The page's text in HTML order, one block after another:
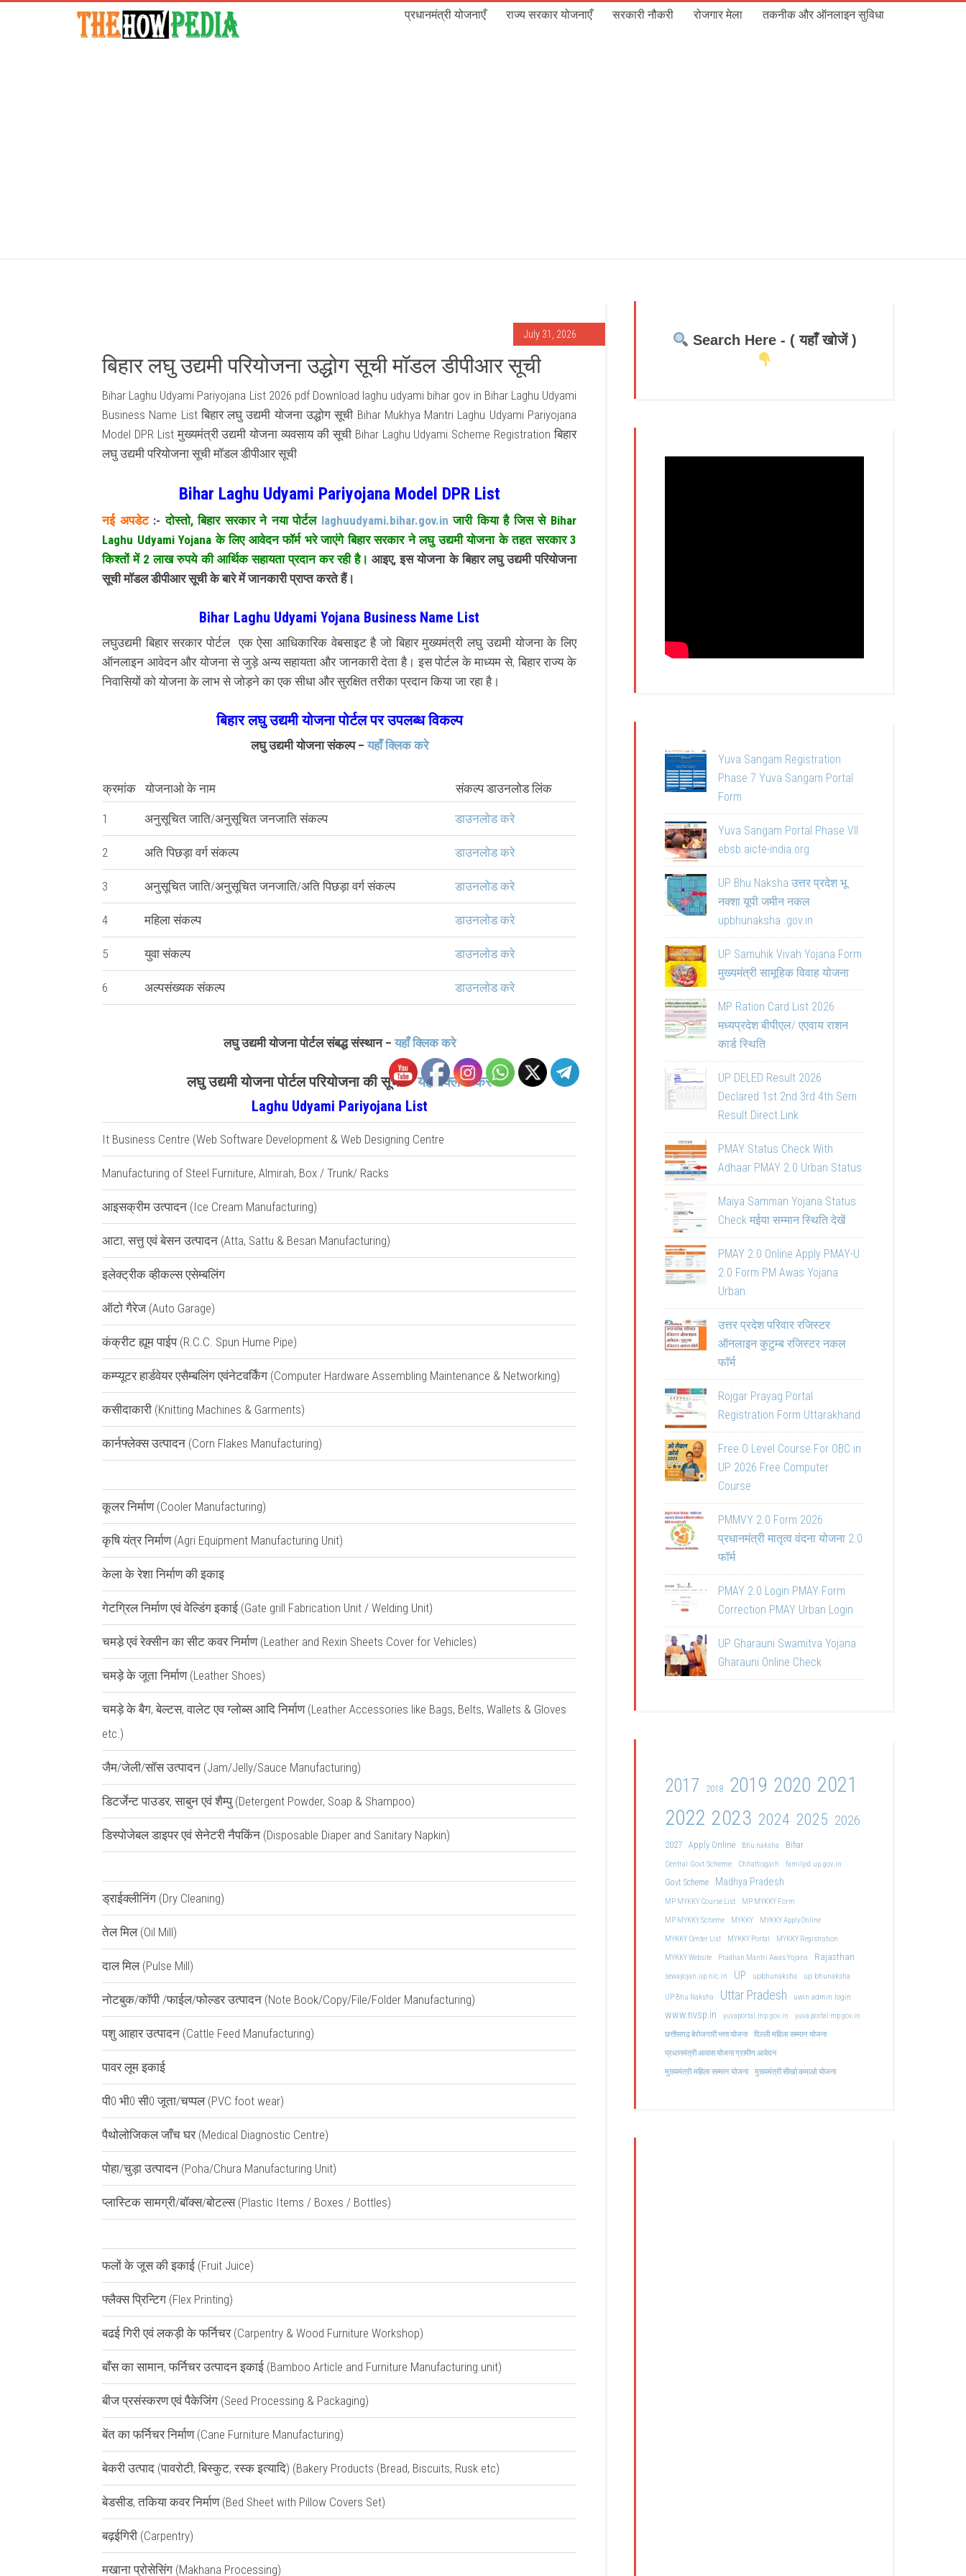
प्रधानमंत्री योजनाएँ राज्य सरकार योजनाएँ सरकारी नौकरी रोजगार मेला तकनीक और ऑनलाइन सुविधा
July 31, 2026
बिहार लघु उद्यमी परियोजना उद्धोग सूची मॉडल डीपीआर सूची
Bihar Laghu Udyami Pariyojana List 2026 pdf Download laghu udyami bihar gov in Bihar Laghu Udyami
Business Name List बिहार लघु उद्यमी योजना उद्धोग सूची Bihar Mukhya Mantri Laghu Udyami Pariyojana
Model DPR List मुख्यमंत्री उद्यमी योजना व्यवसाय की सूची Bihar Laghu Udyami Scheme Registration बिहार
लघु उद्यमी परियोजना सूची मॉडल डीपीआर सूची
Bihar Laghu Udyami Pariyojana Model DPR List
नई अपडेट:-दोस्तो, बिहार सरकार ने नया पोर्टल laghuudyami.bihar.gov.in जारी किया है जिस से Bihar
Laghu Udyami Yojana के लिए आवेदन फॉर्म भरे जाएंगे बिहार सरकार ने लघु उद्यमी योजना के तहत सरकार 3
किश्तों में 2 लाख रुपये की आर्थिक सहायता प्रदान कर रही है।आइए, इस योजना के बिहार लघु उद्यमी परियोजना
सूची मॉडल डीपीआर सूची के बारे में जानकारी प्राप्त करते हैं।
Bihar Laghu Udyami Yojana Business Name List
लघुउद्यमी बिहार सरकार पोर्टल एक ऐसा आधिकारिक वेबसाइट है जो बिहार मुख्यमंत्री लघु उद्यमी योजना के लिए
ऑनलाइन आवेदन और योजना से जुड़े अन्य सहायता और जानकारी देता है। इस पोर्टल के माध्यम से, बिहार राज्य के
निवासियों को योजना के लाभ से जोड़ने का एक सीधा और सुरक्षित तरीका प्रदान किया जा रहा है।
बिहार लघु उद्यमी योजना पोर्टल पर उपलब्ध विकल्प
लघु उद्यमी योजना संकल्प – यहाँ क्लिक करे
क्रमांक योजनाओ के नाम संकल्प डाउनलोड लिंक
1 अनुसूचित जाति/अनुसूचित जनजाति संकल्प डाउनलोड करे
2 अति पिछड़ा वर्ग संकल्प डाउनलोड करे
3 अनुसूचित जाति/अनुसूचित जनजाति/अति पिछड़ा वर्ग संकल्प डाउनलोड करे
4 महिला संकल्प डाउनलोड करे
5 युवा संकल्प डाउनलोड करे
6 अल्पसंख्यक संकल्प डाउनलोड करे
लघु उद्यमी योजना पोर्टल संबद्ध संस्थान – यहाँ क्लिक करे
लघु उद्यमी योजना पोर्टल परियोजना की सूची –यहाँ क्लिक करे
Laghu Udyami Pariyojana List
It Business Centre (Web Software Development & Web Designing Centre
Manufacturing of Steel Furniture, Almirah, Box / Trunk/ Racks
आइसक्रीम उत्पादन (Ice Cream Manufacturing)
आटा, सत्तु एवं बेसन उत्पादन (Atta, Sattu & Besan Manufacturing)
इलेक्ट्रीक व्हीकल्स एसेम्बलिंग
ऑटो गैरेज (Auto Garage)
कंक्रीट ह्यूम पाईप (R.C.C. Spun Hume Pipe)
कम्प्यूटर हार्डवेयर एसैम्बलिंग एवंनेटवर्किंग (Computer Hardware Assembling Maintenance & Networking)
कसीदाकारी (Knitting Machines & Garments)
कार्नफ्लेक्स उत्पादन (Corn Flakes Manufacturing)
कूलर निर्माण (Cooler Manufacturing)
कृषि यंत्र निर्माण (Agri Equipment Manufacturing Unit)
केला के रेशा निर्माण की इकाइ
गेटग्रिल निर्माण एवं वेल्डिंग इकाई (Gate grill Fabrication Unit / Welding Unit)
चमडे़ एवं रेक्सीन का सीट कवर निर्माण (Leather and Rexin Sheets Cover for Vehicles)
चमड़े के जूता निर्माण (Leather Shoes)
चमड़े के बैग, बेल्टस, वालेट एव ग्लोब्स आदि निर्माण (Leather Accessories like Bags, Belts, Wallets & Gloves
etc.)
जैम/जेली/सॉस उत्पादन (Jam/Jelly/Sauce Manufacturing)
डिटर्जेन्ट पाउडर, साबुन एवं शैम्पु (Detergent Powder, Soap & Shampoo)
डिस्पोजेबल डाइपर एवं सेनेटरी नैपकिंन (Disposable Diaper and Sanitary Napkin)
ड्राईक्लीनिंग (Dry Cleaning)
तेल मिल (Oil Mill)
दाल मिल (Pulse Mill)
नोटबुक/कॉपी /फाईल/फोल्डर उत्पादन (Note Book/Copy/File/Folder Manufacturing)
पशु आहार उत्पादन (Cattle Feed Manufacturing)
पावर लूम इकाई
पी0 भी0 सी0 जूता/चप्पल (PVC foot wear)
पैथोलोजिकल जाँच घर (Medical Diagnostic Centre)
पोहा/चुड़ा उत्पादन (Poha/Chura Manufacturing Unit)
प्लास्टिक सामग्री/बॉक्स/बोटल्स (Plastic Items / Boxes / Bottles)
फलों के जूस की इकाई (Fruit Juice)
फ्लैक्स प्रिन्टिग (Flex Printing)
बढई गिरी एवं लकड़ी के फर्निचर (Carpentry & Wood Furniture Workshop)
बाँस का सामान, फर्निचर उत्पादन इकाई (Bamboo Article and Furniture Manufacturing unit)
बीज प्रसंस्करण एवं पैकेजिंग (Seed Processing & Packaging)
बेंत का फर्निचर निर्माण (Cane Furniture Manufacturing)
बेकरी उत्पाद (पावरोटी, बिस्कुट, रस्क इत्यादि) (Bakery Products (Bread, Biscuits, Rusk etc)
बेडसीड, तकिया कवर निर्माण (Bed Sheet with Pillow Covers Set)
बढ़ईगिरी (Carpentry)
मखाना प्रोसेसिंग (Makhana Processing)
Search Here - ( यहाँ खोजें )
Yuva Sangam Registration
Phase 7 Yuva Sangam Portal
Form
Yuva Sangam Portal Phase VII
ebsb.aicte-india.org
UP Bhu Naksha उत्तर प्रदेश भू
नक्शा यूपी जमीन नकल
upbhunaksha .gov.in
UP Samuhik Vivah Yojana Form
मुख्यमंत्री सामूहिक विवाह योजना
MP Ration Card List 2026
मध्यप्रदेश बीपीएल/ एएवाय राशन
कार्ड स्थिति
UP DELED Result 2026
Declared 1st 2nd 3rd 4th Sem
Result Direct Link
PMAY Status Check With
Adhaar PMAY 2.0 Urban Status
Maiya Samman Yojana Status
Check मईया सम्मान स्थिति देखें
PMAY 2.0 Online Apply PMAY-U
2.0 Form PM Awas Yojana
Urban
उत्तर प्रदेश परिवार रजिस्टर
ऑनलाइन कुटुम्ब रजिस्टर नकल
फॉर्म
Rojgar Prayag Portal
Registration Form Uttarakhand
Free O Level Course For OBC in
UP 2026 Free Computer
Course
PMMVY 2.0 Form 2026
प्रधानमंत्री मातृत्व वंदना योजना 2.0
फॉर्म
PMAY 2.0 Login PMAY Form
Correction PMAY Urban Login
UP Gharauni Swamitva Yojana
Gharauni Online Check
2017 2018 2019 2020 2021
2022 2023 2024 2025 2026
2027 Apply Online Bhu naksha
Bihar
Central Govt Scheme
Chhattisgarh familyid.up.gov.in
Govt Scheme Madhya Pradesh
MP MYKKY Course List
MP MYKKY Form
MP MYKKY Scheme
MYKKY
MYKKY Apply Online
MYKKY Center List
MYKKY Portal
MYKKY Registration
MYKKY Website
Pradhan Mantri Awas Yojana Rajasthan
sewayojan.up.nic.in UP upbhunaksha up bhunaksha
UP Bhu Naksha Uttar Pradesh uwin admin login
www.nvsp.in yuvaportal.mp.gov.in
yuva portal mp gov.in
छत्तीसगढ़ बेरोजगारी भत्ता योजना
दिल्ली महिला सम्मान योजना
प्रधानमंत्री आवास योजना ग्रामीण आवेदन
मुख्यमंत्री महिला सम्मान योजना मुख्यमंत्री सीखो कमाओ योजना